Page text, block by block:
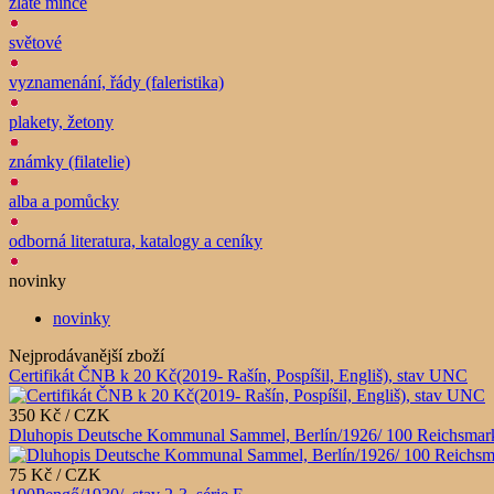
světové
vyznamenání, řády (faleristika)
plakety, žetony
známky (filatelie)
alba a pomůcky
odborná literatura, katalogy a ceníky
novinky
novinky
Nejprodávanější zboží
Certifikát ČNB k 20 Kč(2019- Rašín, Pospíšil, Engliš), stav UNC
350 Kč / CZK
Dluhopis Deutsche Kommunal Sammel, Berlín/1926/ 100
75 Kč / CZK